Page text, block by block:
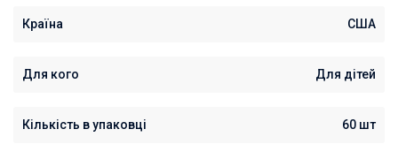
Країна США
Для кого Для дітей
Кількість в упаковці 60 шт